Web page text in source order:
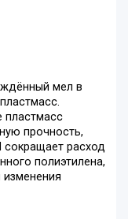
мел в
пластмасс
прочность,
расход
полиэтилена,
изменения